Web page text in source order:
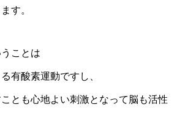
す。
ことは
有酸素運動ですし、
とも心地よい刺激となって脳も活性